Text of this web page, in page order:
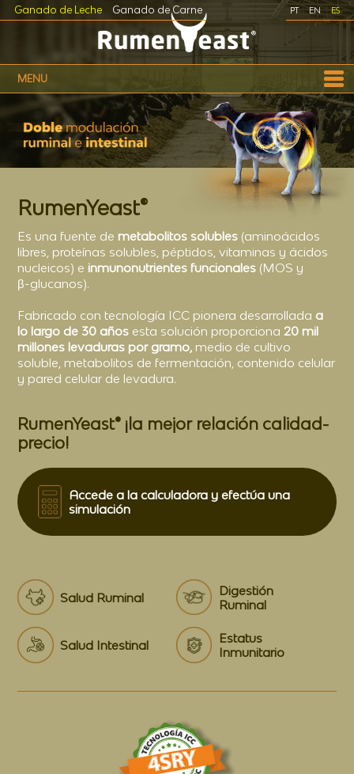
Ganado de Leche Ganado de Carne PT EN ES
MENU
RumenYeast®
Es una fuente de metabolitos solubles (aminoácidos
libres, proteínas solubles, péptidos, vitaminas y ácidos
nucleicos) e inmunonutrientes funcionales (MOS y
β-glucanos).
Fabricado con tecnología ICC pionera desarrollada a
lo largo de 30 años esta solución proporciona 20 mil
millones levaduras por gramo, medio de cultivo
soluble, metabolitos de fermentación, contenido celular
y pared celular de levadura.
RumenYeast® ¡la mejor relación calidad-
precio!
Accede a la calculadora y efectúa una
simulación
Salud Ruminal
Digestión
Ruminal
Salud Intestinal
Estatus
Inmunitario